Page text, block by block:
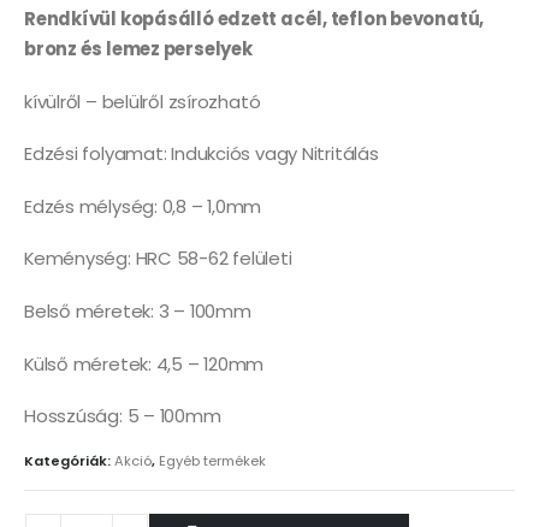
Rendkívül kopásálló edzett acél, teflon bevonatú,
bronz és lemez perselyek
kívülről – belülről zsírozható
Edzési folyamat: Indukciós vagy Nitritálás
Edzés mélység: 0,8 – 1,0mm
Keménység: HRC 58-62 felületi
Belső méretek: 3 – 100mm
Külső méretek: 4,5 – 120mm
Hosszúság: 5 – 100mm
Kategóriák:Akció, Egyéb termékek